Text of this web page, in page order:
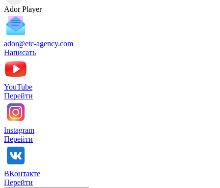
Ador Player
ador@etc-agency.com
Написать
YouTube
Перейти
Instagram
Перейти
ВКонтакте
Перейти